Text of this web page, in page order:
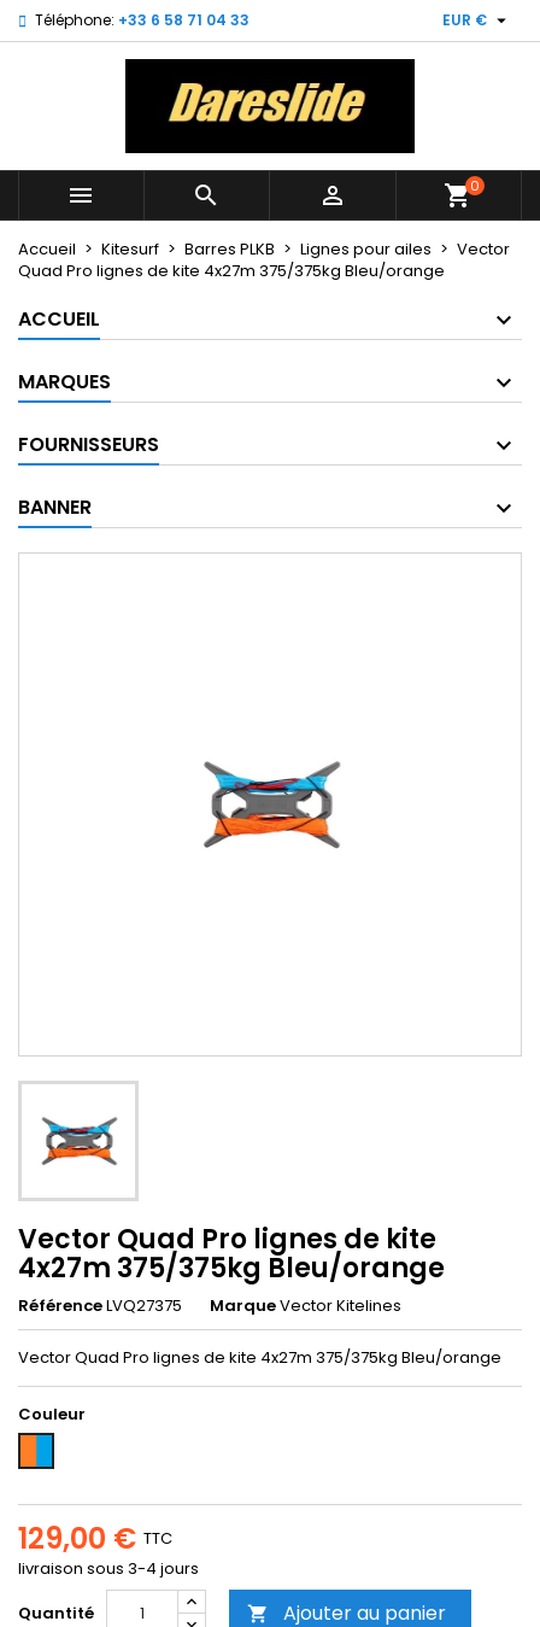
Téléphone: +33 6 58 71 04 33 EUR € 
   shopping_cart0
Accueil Kitesurf Barres PLKB Lignes pour ailes
Vector
Quad Pro lignes de kite 4x27m 375/375kg Bleu/orange
ACCUEIL
MARQUES
FOURNISSEURS
BANNER
Vector Quad Pro lignes de kite
4x27m 375/375kg Bleu/orange
RéférenceLVQ27375 MarqueVector Kitelines
Vector Quad Pro lignes de kite 4x27m 375/375kg Bleu/orange
Couleur
Bleu
129,00 € TTC
livraison sous 3-4 jours
Quantité
 Ajouter au panier
My wishlists ×
((title)) ×
Connexion ×
Vous devez être connecté pour ajouter des produits
((cancelText)) ((loginText))